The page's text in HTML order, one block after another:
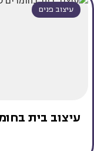
עיצוב פנים
עיצוב בית